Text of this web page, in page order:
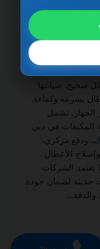
في دبي تُعد
في دبي
مدى الحياة من الخدمات
لضمان نظام تبريد
على شركة محترفة
صحيح، صيانتها
بسرعة وكفاءة،
الجهاز. تشمل
المكيفات في دبي
ودفع مركزي،
الأعطال
تعتمد الشركات
حديثة لضمان جودة
والدقة…